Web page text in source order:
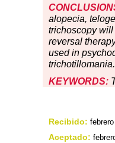
alopecia,
trichoscopy
reversal
used in
trichotillomania.
KEYWORDS:
Recibido:
Aceptado: